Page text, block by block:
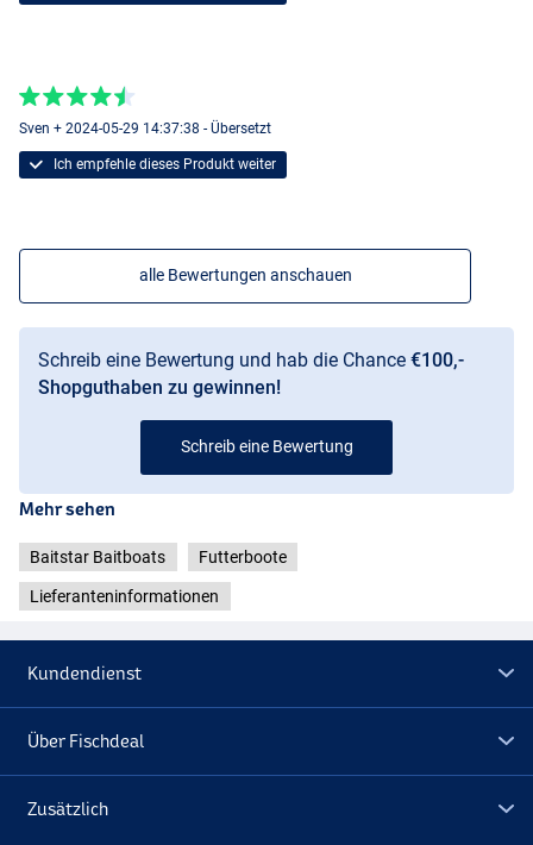
Sven + 2024-05-29 14:37:38 - Übersetzt
Ich empfehle dieses Produkt weiter
alle Bewertungen anschauen
Schreib eine Bewertung und hab die Chance €100,-
Shopguthaben zu gewinnen!
Schreib eine Bewertung
Mehr sehen
Baitstar Baitboats Futterboote
Lieferanteninformationen
Kundendienst
Über Fischdeal
Zusätzlich